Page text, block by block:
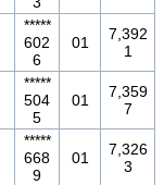
*****
602
6
01
7,392
1
*****
504
5
01
7,359
7
*****
668
9
01
7,326
3